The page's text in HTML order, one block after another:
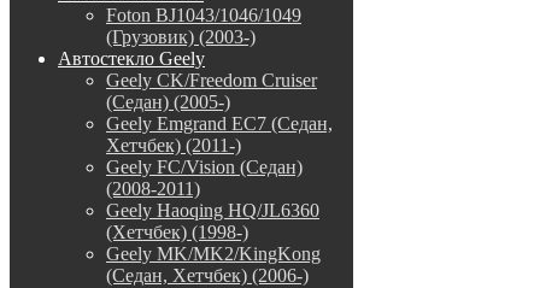
Foton BJ1043/1046/1049
(Грузовик) (2003-)
Автостекло Geely
Geely CK/Freedom Cruiser
(Седан) (2005-)
Geely Emgrand EC7 (Седан,
Хетчбек) (2011-)
Geely FC/Vision (Седан)
(2008-2011)
Geely Haoqing HQ/JL6360
(Хетчбек) (1998-)
Geely MK/MK2/KingKong
(Седан, Хетчбек) (2006-)